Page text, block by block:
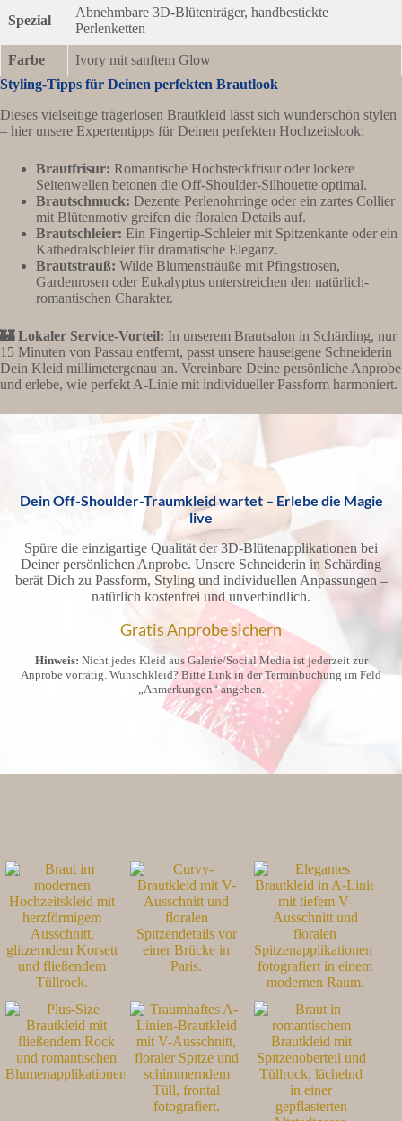
Spezial
Abnehmbare 3D-Blütenträger, handbestickte
Perlenketten
Farbe
Ivory mit sanftem Glow
Styling-Tipps für Deinen perfekten Brautlook
Dieses vielseitige trägerlosen Brautkleid lässt sich wunderschön stylen
– hier unsere Expertentipps für Deinen perfekten Hochzeitslook:
Brautfrisur: Romantische Hochsteckfrisur oder lockere
Seitenwellen betonen die Off-Shoulder-Silhouette optimal.
Brautschmuck: Dezente Perlenohrringe oder ein zartes Collier
mit Blütenmotiv greifen die floralen Details auf.
Brautschleier: Ein Fingertip-Schleier mit Spitzenkante oder ein
Kathedralschleier für dramatische Eleganz.
Brautstrauß: Wilde Blumensträuße mit Pfingstrosen,
Gardenrosen oder Eukalyptus unterstreichen den natürlich-
romantischen Charakter.
🏰 Lokaler Service-Vorteil: In unserem Brautsalon in Schärding, nur
15 Minuten von Passau entfernt, passt unsere hauseigene Schneiderin
Dein Kleid millimetergenau an. Vereinbare Deine persönliche Anprobe
und erlebe, wie perfekt A-Linie mit individueller Passform harmoniert.
Dein Off-Shoulder-Traumkleid wartet – Erlebe die Magie
live
Spüre die einzigartige Qualität der 3D-Blütenapplikationen bei
Deiner persönlichen Anprobe. Unsere Schneiderin in Schärding
berät Dich zu Passform, Styling und individuellen Anpassungen –
natürlich kostenfrei und unverbindlich.
Gratis Anprobe sichern
Hinweis: Nicht jedes Kleid aus Galerie/Social Media ist jederzeit zur
Anprobe vorrätig. Wunschkleid? Bitte Link in der Terminbuchung im Feld
„Anmerkungen“ angeben.